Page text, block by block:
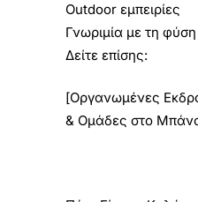
Outdoor εμπειρίες
Γνωριμία με τη
Δείτε επίσης:
[Οργανωμένες
& Ομάδες στο